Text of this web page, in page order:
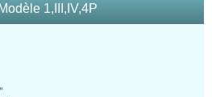
1,III,IV,4P